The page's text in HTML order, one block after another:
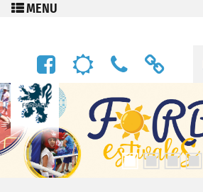
FACEBOOK
MÉTÉONUMÉROS
UTILES
LIENS
UTILES